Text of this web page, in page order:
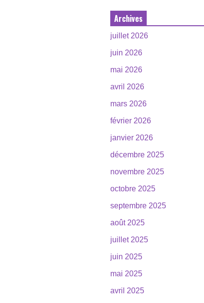
Archives
juillet 2026
juin 2026
mai 2026
avril 2026
mars 2026
février 2026
janvier 2026
décembre 2025
novembre 2025
octobre 2025
septembre 2025
août 2025
juillet 2025
juin 2025
mai 2025
avril 2025